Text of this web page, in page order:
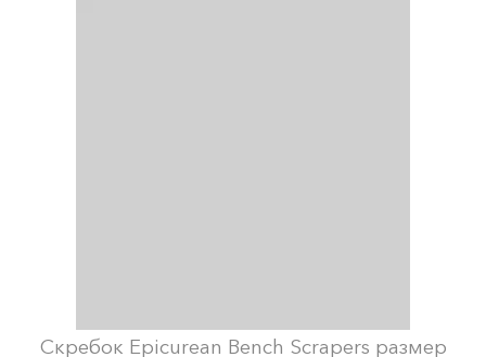
Скребок Epicurean Bench Scrapers размер